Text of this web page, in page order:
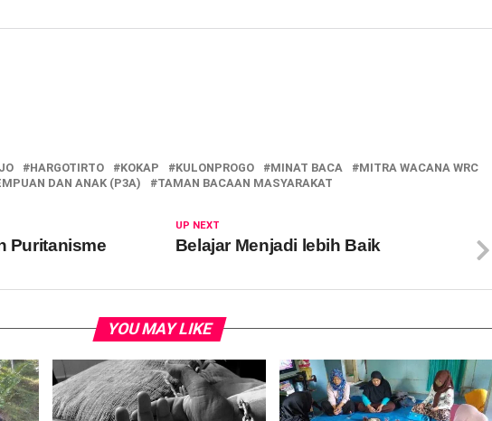
HARGOTIRTO KOKAP KULONPROGO MINAT BACA
MITRA WACANA WRC
DAN ANAK (P3A)
TAMAN BACAAN MASYARAKAT
UP NEXT
Belajar Menjadi lebih Baik
Puritanisme
YOU MAY LIKE